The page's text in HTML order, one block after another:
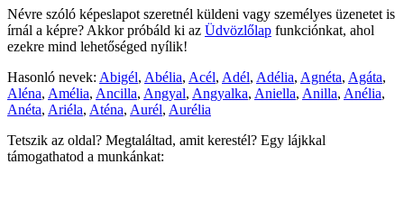
Névre szóló képeslapot szeretnél küldeni vagy személyes üzenetet is
írnál a képre? Akkor próbáld ki az Üdvözlőlap funkciónkat, ahol
ezekre mind lehetőséged nyílik!
Hasonló nevek: Abigél, Abélia, Acél, Adél, Adélia, Agnéta, Agáta,
Aléna, Amélia, Ancilla, Angyal, Angyalka, Aniella, Anilla, Anélia,
Anéta, Ariéla, Aténa, Aurél, Aurélia
Tetszik az oldal? Megtaláltad, amit kerestél? Egy lájkkal
támogathatod a munkánkat: